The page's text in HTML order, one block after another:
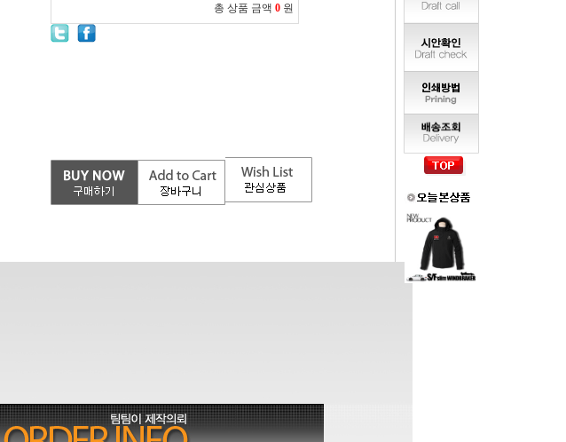
총 상품 금액 0 원